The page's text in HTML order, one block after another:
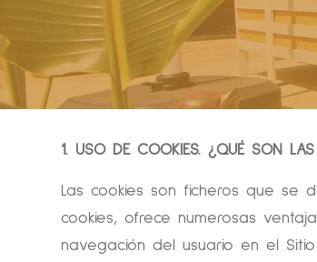
1. USO DE COOKIES. ¿QUÉ SON
Las cookies son ficheros que se
cookies, ofrece numerosas
navegación del usuario en el